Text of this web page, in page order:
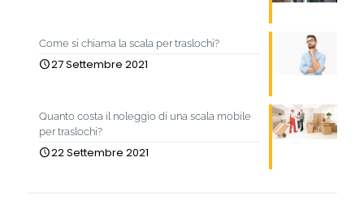
Come si chiama la scala per traslochi?
27 Settembre 2021
Quanto costa il noleggio di una scala mobile
per traslochi?
22 Settembre 2021